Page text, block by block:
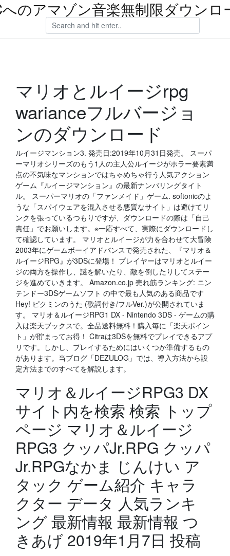
のアマゾン音楽無制限ダウンロ
マリオとルイージrpg
warianceフルバージョ
ンのダウンロード
ルイージマンション3. 発売日:2019年10月31日発売。 スーパ
ーマリオシリーズのもう1人の主人公ルイージがホラー要素満
点の不気味なマンションではちゃめちゃ行う人気アクション
ゲーム『ルイージマンション』の最新ナンバリングタイト
ル。 スーパーマリオの「ファンメイド」ゲーム. softonicのよ
うな「スパイウェアを混入させる悪質なサイト」は避けてリ
ンクを張っているつもりですが、ダウンロードの際は「自己
責任」でお願いします。※一応すべて、実際にダウンロードし
て確認しています。 マリオとルイージが力を合わせて大冒険
2003年にゲームボーイアドバンスで発売された、『マリオ＆
ルイージRPG』が3DSに登場！ プレイヤーはマリオとルイー
ジの両方を操作し、謎を解いたり、敵を倒したりしてステー
ジを進めていきます。 Amazon.co.jp 売れ筋ランキング: ニン
テンドー3DSゲームソフト の中で最も人気のある商品です
Hey! ピクミンのうた (歌詞付き/フルVer.)が公開されていま
す。 マリオ＆ルイージRPG1 DX - Nintendo 3DS - ゲームの購
入は楽天ブックスで。全品送料無料！購入毎に「楽天ポイン
ト」が貯まってお得！ Citraは3DSを無料でプレイできるアプ
リです。しかし、プレイするためにはいくつか準備するもの
があります。当ブログ「DEZULOG」では、導入方法から設
定方法までのすべてを解説します。
マリオ＆ルイージRPG3 DX
サイト内を検索 検索 トップ
ページ マリオ＆ルイージ
RPG3 クッパJr.RPG クッパ
Jr.RPGなかま じんけい ア
タック ゲーム紹介 キャラ
クター データ 人気ランキ
ング 最新情報 最新情報 つ
きあげ 2019年1月7日 投稿